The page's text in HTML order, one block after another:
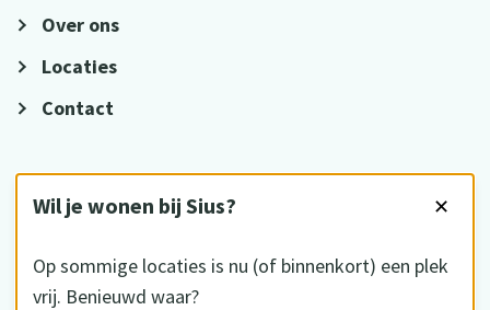
Wil je wonen bij Sius? ✕
Op sommige locaties is nu (of binnenkort) een plek
vrij. Benieuwd waar?
Over ons
Locaties
Contact